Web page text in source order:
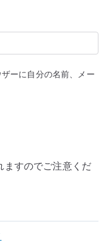
ーに自分の名前、メー
ますのでご注意くだ